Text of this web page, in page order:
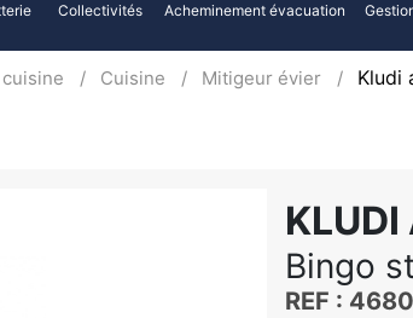
Collectivités Acheminement évacuation
Cuisine Mitigeur évier Kludi
KLUDI
Bingo
REF :